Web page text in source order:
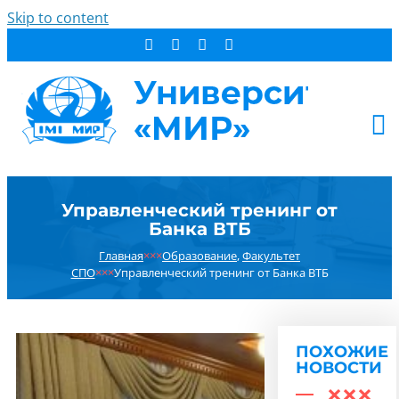
Skip to content
СТУДЕНТУ
ОБ УНИВЕРСИТЕТЕ
НОВОСТИ
РЕЗУЛЬТАТ ПОИСКА:
Управленческий тренинг от
Банка ВТБ
Главная×××Образование,Факультет
СПО×××Управленческий тренинг от Банка ВТБ
ПОХОЖИЕ
НОВОСТИ